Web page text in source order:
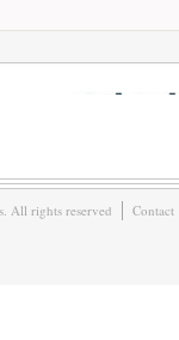
All rights reserved Contact